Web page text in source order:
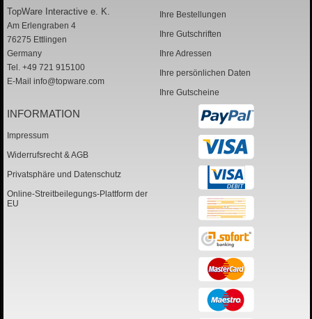
TopWare Interactive e. K.
Am Erlengraben 4
76275 Ettlingen
Germany
Tel. +49 721 915100
E-Mail info@topware.com
Ihre Bestellungen
Ihre Gutschriften
Ihre Adressen
Ihre persönlichen Daten
Ihre Gutscheine
INFORMATION
Impressum
Widerrufsrecht & AGB
Privatsphäre und Datenschutz
Online-Streitbeilegungs-Plattform der
EU